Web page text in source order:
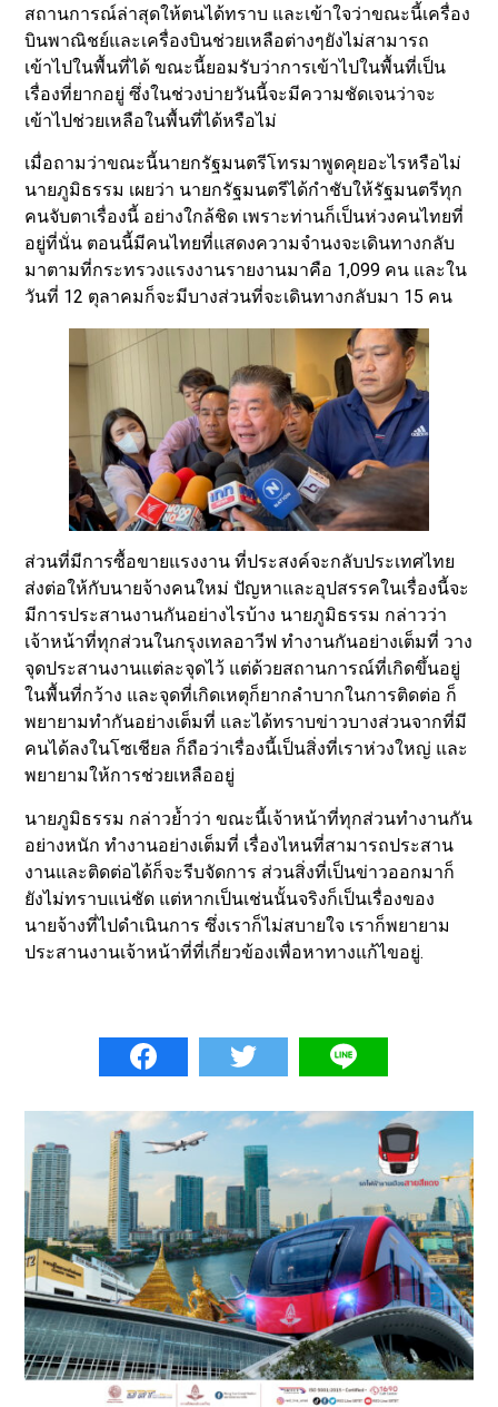
สถานการณ์ล่าสุดให้ตนได้ทราบ และเข้าใจว่าขณะนี้เครื่อง
บินพาณิชย์และเครื่องบินช่วยเหลือต่างๆยังไม่สามารถ
เข้าไปในพื้นที่ได้ ขณะนี้ยอมรับว่าการเข้าไปในพื้นที่เป็น
เรื่องที่ยากอยู่ ซึ่งในช่วงบ่ายวันนี้จะมีความชัดเจนว่าจะ
เข้าไปช่วยเหลือในพื้นที่ได้หรือไม่
เมื่อถามว่าขณะนี้นายกรัฐมนตรีโทรมาพูดคุยอะไรหรือไม่
นายภูมิธรรม เผยว่า นายกรัฐมนตรีได้กำชับให้รัฐมนตรีทุก
คนจับตาเรื่องนี้ อย่างใกล้ชิด เพราะท่านก็เป็นห่วงคนไทยที่
อยู่ที่นั่น ตอนนี้มีคนไทยที่แสดงความจำนงจะเดินทางกลับ
มาตามที่กระทรวงแรงงานรายงานมาคือ 1,099 คน และใน
วันที่ 12 ตุลาคมก็จะมีบางส่วนที่จะเดินทางกลับมา 15 คน
ส่วนที่มีการซื้อขายแรงงาน ที่ประสงค์จะกลับประเทศไทย
ส่งต่อให้กับนายจ้างคนใหม่ ปัญหาและอุปสรรคในเรื่องนี้จะ
มีการประสานงานกันอย่างไรบ้าง นายภูมิธรรม กล่าวว่า
เจ้าหน้าที่ทุกส่วนในกรุงเทลอาวีฟ ทำงานกันอย่างเต็มที่ วาง
จุดประสานงานแต่ละจุดไว้ แต่ด้วยสถานการณ์ที่เกิดขึ้นอยู่
ในพื้นที่กว้าง และจุดที่เกิดเหตุก็ยากลำบากในการติดต่อ ก็
พยายามทำกันอย่างเต็มที่ และได้ทราบข่าวบางส่วนจากที่มี
คนได้ลงในโซเชียล ก็ถือว่าเรื่องนี้เป็นสิ่งที่เราห่วงใหญ่ และ
พยายามให้การช่วยเหลืออยู่
นายภูมิธรรม กล่าวย้ำว่า ขณะนี้เจ้าหน้าที่ทุกส่วนทำงานกัน
อย่างหนัก ทำงานอย่างเต็มที่ เรื่องไหนที่สามารถประสาน
งานและติดต่อได้ก็จะรีบจัดการ ส่วนสิ่งที่เป็นข่าวออกมาก็
ยังไม่ทราบแน่ชัด แต่หากเป็นเช่นนั้นจริงก็เป็นเรื่องของ
นายจ้างที่ไปดำเนินการ ซึ่งเราก็ไม่สบายใจ เราก็พยายาม
ประสานงานเจ้าหน้าที่ที่เกี่ยวข้องเพื่อหาทางแก้ไขอยู่.